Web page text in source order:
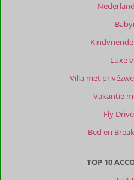
Luxe
Villa met
Vakantie
Fly
Bed en
TOP 10